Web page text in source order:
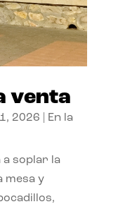
venta
2026
En la
a soplar la
mesa y